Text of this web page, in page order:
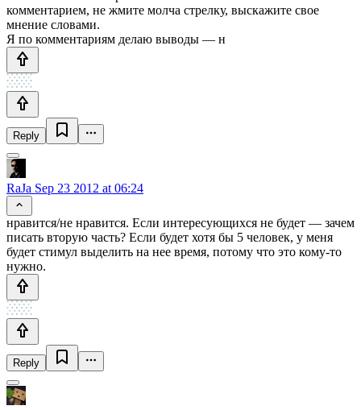
комментарием, не жмите молча стрелку, выскажите свое
мнение словами.
Я по комментариям делаю выводы — н
Reply
RaJa Sep 23 2012 at 06:24
нравится/не нравится. Если интересующихся не будет — зачем
писать вторую часть? Если будет хотя бы 5 человек, у меня
будет стимул выделить на нее время, потому что это кому-то
нужно.
Reply